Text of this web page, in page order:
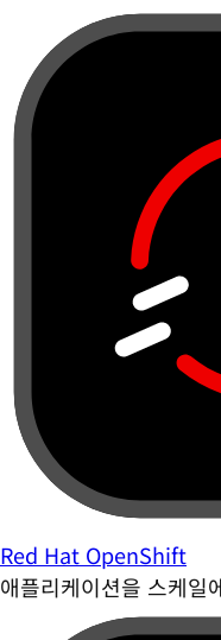
Red Hat OpenShift
애플리케이션을 스케일